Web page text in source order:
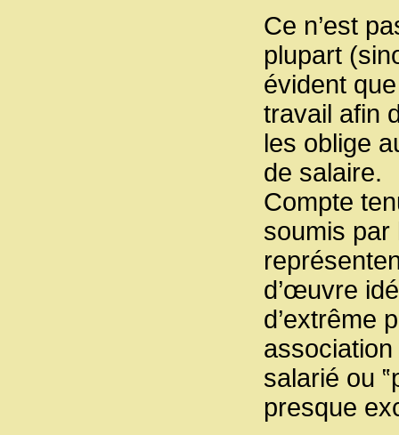
Ce n’est
plupart
évident
travail afin
les oblige
de salaire.
Compte
soumis par
d’œuvre
d’extrême
salarié ou
presque